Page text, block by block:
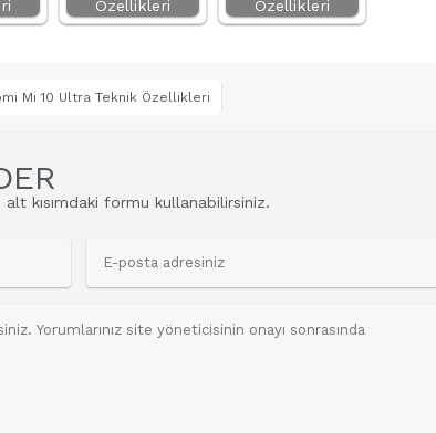
Özellikleri
Özellikleri
Mi 10 Ultra Teknik Özellikleri
alt kısımdaki formu kullanabilirsiniz.